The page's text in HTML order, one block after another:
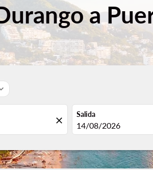
a
close
Salida
fc-booking-
14/08/2026